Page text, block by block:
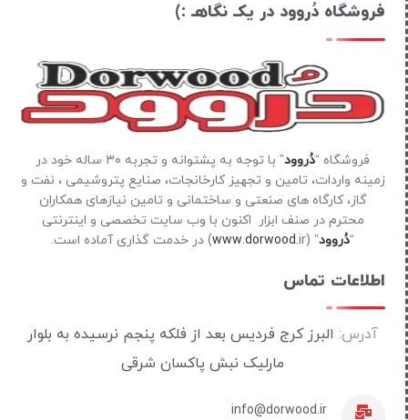
فروشگاه دُروود در یکـ نگاهـ :)
فروشگاه “دُروود
” با توجه به پشتوانه و تجربه ۳۰ ساله خود در
زمینه واردات، تامین و تجهیز کارخانجات، صنایع پتروشیمی ، نفت و
گاز، کارگاه های صنعتی و ساختمانی و تامین نیازهای همکاران
محترم در صنف ابزار اکنون با وب سایت تخصصی و اینترنتی
“دُروود” (
www.dorwood.ir) در خدمت گذاری آماده است.
اطلاعات تماس
آدرس: البرز کرج فردیس بعد از فلکه پنجم نرسیده به بلوار
مارلیک نبش پاکسان شرقی
info@dorwood.ir